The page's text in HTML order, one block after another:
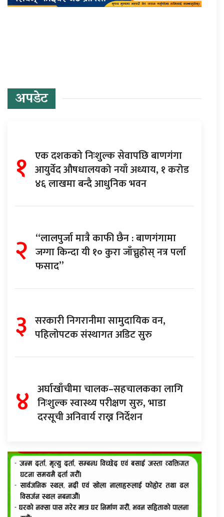
अपडेट
१ एक दशकको निःशुल्क सेवापछि बाणगंगा
आयुर्वेद औषधालयको नयाँ अध्याय, १ करोड
४६ लाखमा बन्दै आधुनिक भवन
२ “लालपुर्जा मात्रै काफी छैन : बाणगंगामा
जग्गा किन्दा यी १० कुरा जाँच्नुहोस् नत्र पर्ला
फसाद”
३ सरकारी निगरानीमा सामुदायिक वन,
पहिलोपटक संस्थागत अडिट सुरु
४ अर्घाखाँचीमा चालक–सहचालकका लागि
निःशुल्क स्वास्थ्य परीक्षण सुरु, भाडा
दरसूची अनिवार्य राख्न निर्देशन